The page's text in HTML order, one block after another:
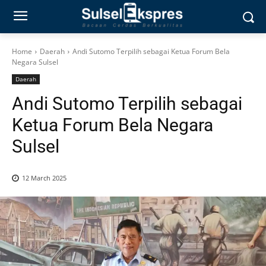
Home Daerah
Andi Sutomo Terpilih sebagai Ketua Forum Bela
Negara Sulsel
Daerah
Andi Sutomo Terpilih sebagai
Ketua Forum Bela Negara
Sulsel
12 March 2025